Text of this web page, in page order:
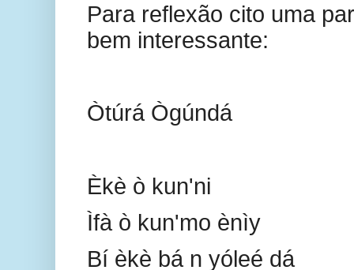
Para reflexão cito uma
bem interessante:
Òtúrá Ògúndá
Èkè ò kun'ni
Ìfà ò kun'mo ènìy
Bí èkè bá n yóleé dá